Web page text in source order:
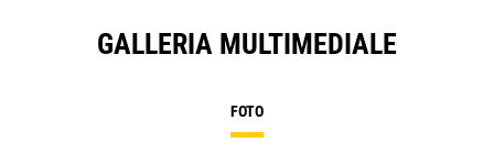
GALLERIA MULTIMEDIALE
FOTO